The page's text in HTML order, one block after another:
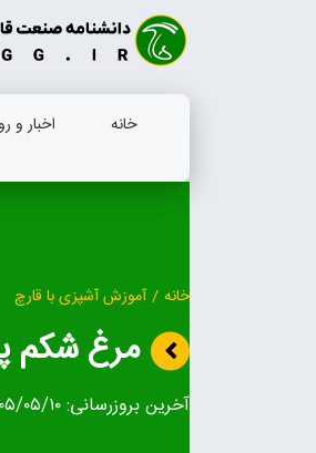
خانه اخبار و
خانه / آموزش آشپزی با قارچ
مرغ شکم
آخرین بروزرسانی:۱۴۰۵/